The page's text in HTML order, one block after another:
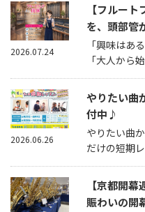
【フルー
を、頭部管
「興味はあ
「大人から
2026.07.24
やりたい曲
付中♪
やりたい曲
だけの短期
2026.06.26
【京都開
賑わいの開